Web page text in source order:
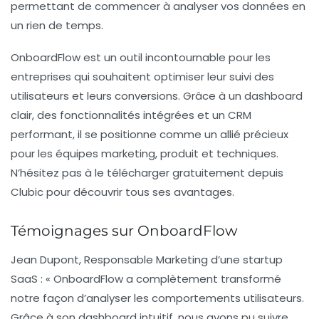
permettant de commencer à analyser vos données en
un rien de temps.
OnboardFlow est un outil incontournable pour les
entreprises qui souhaitent optimiser leur suivi des
utilisateurs et leurs conversions. Grâce à un dashboard
clair, des fonctionnalités intégrées et un CRM
performant, il se positionne comme un allié précieux
pour les équipes marketing, produit et techniques.
N’hésitez pas à le télécharger gratuitement depuis
Clubic pour découvrir tous ses avantages.
Témoignages sur OnboardFlow
Jean Dupont, Responsable Marketing d’une startup
SaaS : « OnboardFlow a complètement transformé
notre façon d’analyser les comportements utilisateurs.